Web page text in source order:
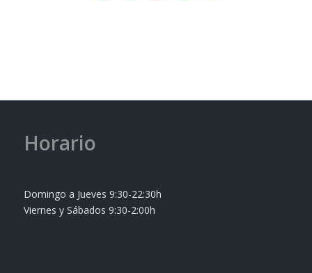
Horario
Domingo a Jueves 9:30-22:30h
Viernes y Sábados 9:30-2:00h